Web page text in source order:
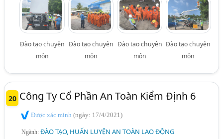
Đào tạo chuyên
môn
Đào tạo chuyên
môn
Đào tạo chuyên
môn
Đào tạo chuyên
môn
20 Công Ty Cổ Phần An Toàn Kiểm Định 6
Được xác minh(ngày: 17/4/2021)
Ngành:ĐÀO TẠO, HUẤN LUYỆN AN TOÀN LAO ĐỘNG